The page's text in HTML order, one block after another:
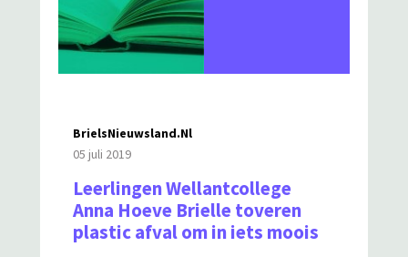
BrielsNieuwsland.nl
05 juli 2019
Leerlingen Wellantcollege
Anna Hoeve Brielle toveren
plastic afval om in iets moois